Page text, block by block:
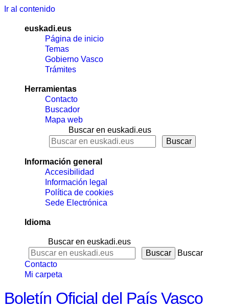
Ir al contenido
euskadi.eus
Página de inicio
Temas
Gobierno Vasco
Trámites
Herramientas
Contacto
Buscador
Mapa web
Buscar en euskadi.eus
Información general
Accesibilidad
Información legal
Política de cookies
Sede Electrónica
Idioma
Buscar en euskadi.eus
Buscar
Contacto
Mi carpeta
Boletín Oficial del País Vasco